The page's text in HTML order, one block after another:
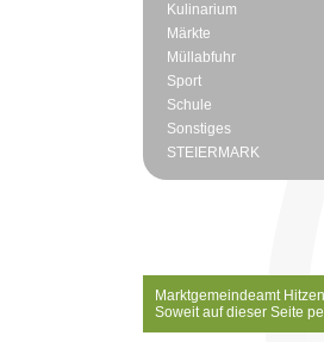
Kulinarium
Märkte
Müllabfuhr
Sport
Schule
Sonstiges
STEIERMARK
Marktgemeindeamt
Soweit auf dieser Seite